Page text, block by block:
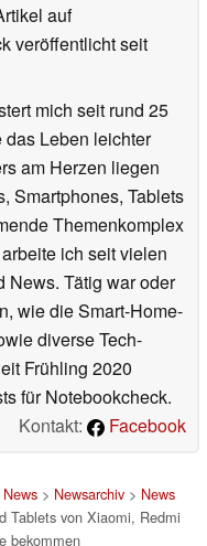
auf
veröffentlichtseit
mich seit rund 25
Leben leichter
am Herzen liegen
Smartphones, Tablets
Themenkomplex
ich seit vielen
News. Tätig war oder
wie die Smart-Home-
diverse Tech-
Frühling 2020
für Notebookcheck.
Kontakt:
Facebook
News> Newsarchiv> News
Tablets von Xiaomi, Redmi
bekommen